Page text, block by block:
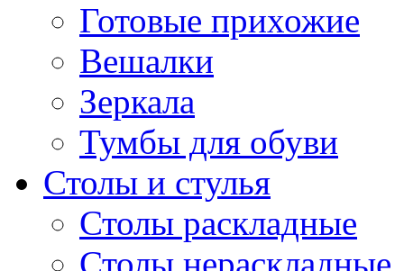
Готовые прихожие
Вешалки
Зеркала
Тумбы для обуви
Столы и стулья
Столы раскладные